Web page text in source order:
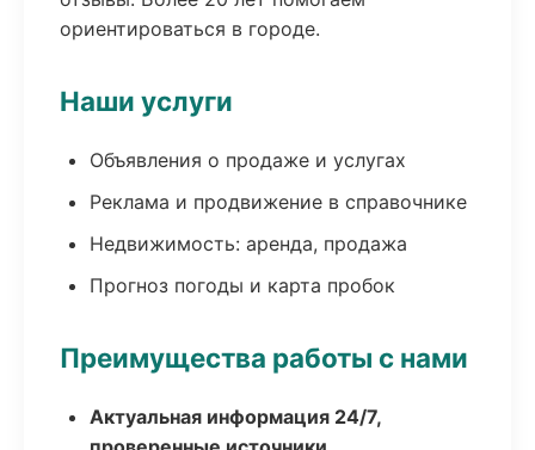
ориентироваться в городе.
Наши услуги
Объявления о продаже и услугах
Реклама и продвижение в справочнике
Недвижимость: аренда, продажа
Прогноз погоды и карта пробок
Преимущества работы с нами
Актуальная информация 24/7,